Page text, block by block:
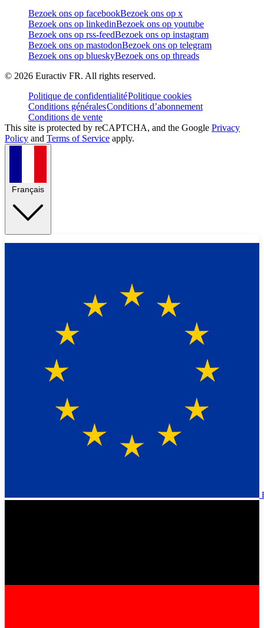
Bezoek ons op facebookBezoek ons op x
Bezoek ons op linkedinBezoek ons op youtube
Bezoek ons op rss-feedBezoek ons op instagram
Bezoek ons op mastodonBezoek ons op telegram
Bezoek ons op blueskyBezoek ons op threads
© 2026 Euractiv FR. All rights reserved.
Politique de confidentialitéPolitique cookies
Conditions généralesConditions d’abonnement
Conditions de vente
This site is protected by reCAPTCHA, and the Google Privacy
Policy and Terms of Service apply.
Français